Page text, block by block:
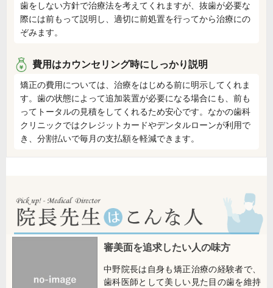
歯をしない方針で治療法を考えてくれますが、抜歯が必要な
際には前もって説明し、適切に前処置を行ってから治療にの
ぞみます。
費用はカウンセリング時にしっかり説明
矯正の費用については、治療をはじめる前に明示してくれま
す。歯の状態によって追加装置が必要になる場合にも、前も
ってトータルの見積をしてくれるため安心です。なかの歯科
クリニックではクレジットカードやデンタルローンが利用で
き、分割払いで毎月の支払額を軽減できます。
審美面を追求したい人の味方
中野院長は自身も矯正治療の経験者で、
歯科医師として美しい見た目の歯を維持